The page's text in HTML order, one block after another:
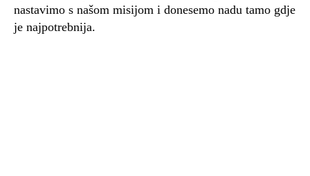
nastavimo s našom misijom i donesemo nadu tamo gdje
je najpotrebnija.